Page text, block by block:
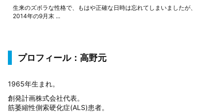
生来のズボラな性格で、もはや正確な日時は忘れてしまいましたが、
2014年の9月末 ...
プロフィール：高野元
1965年生まれ。
創発計画株式会社代表。
筋萎縮性側索硬化症(ALS)患者。